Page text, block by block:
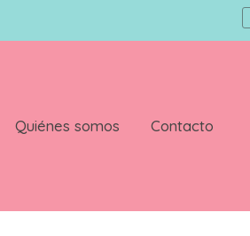
Quiénes somos Contacto